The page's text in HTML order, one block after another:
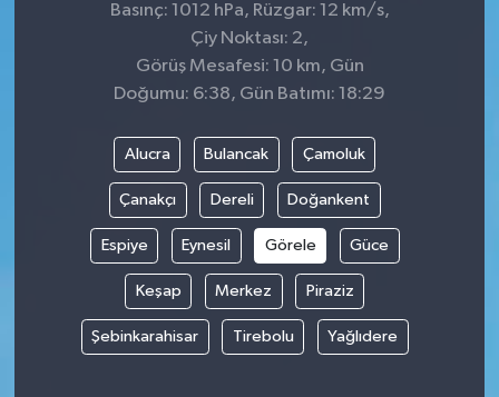
Basınç: 1012 hPa, Rüzgar: 12 km/s,
Çiy Noktası: 2,
Görüş Mesafesi: 10 km, Gün
Doğumu: 6:38, Gün Batımı: 18:29
Alucra Bulancak Çamoluk
Çanakçı Dereli Doğankent
Espiye Eynesil Görele Güce
Keşap Merkez Piraziz
Şebinkarahisar Tirebolu Yağlıdere